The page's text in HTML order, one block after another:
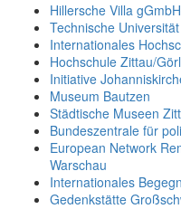
Hillersche Villa gGmbH
Technische
Internationales
Hochschule Zittau/
Initiative
Museum Bautzen
Städtische Museen
Bundeszentrale für
European Network
Warschau
Internationales
Gedenkstätte